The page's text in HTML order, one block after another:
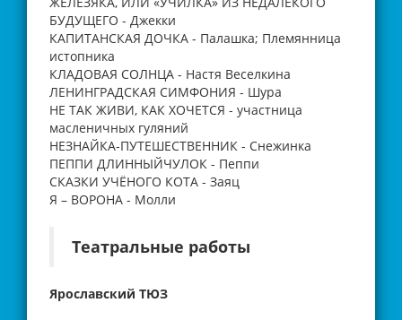
БУДУЩЕГО - Джекки
КАПИТАНСКАЯ ДОЧКА - Палашка; Племянница
истопника
КЛАДОВАЯ СОЛНЦА - Настя Веселкина
ЛЕНИНГРАДСКАЯ СИМФОНИЯ - Шура
НЕ ТАК ЖИВИ, КАК ХОЧЕТСЯ - участница
масленичных гуляний
НЕЗНАЙКА-ПУТЕШЕСТВЕННИК - Снежинка
ПЕППИ ДЛИННЫЙЧУЛОК - Пеппи
СКАЗКИ УЧЁНОГО КОТА - Заяц
Я – ВОРОНА - Молли
Театральные работы
Ярославский ТЮЗ